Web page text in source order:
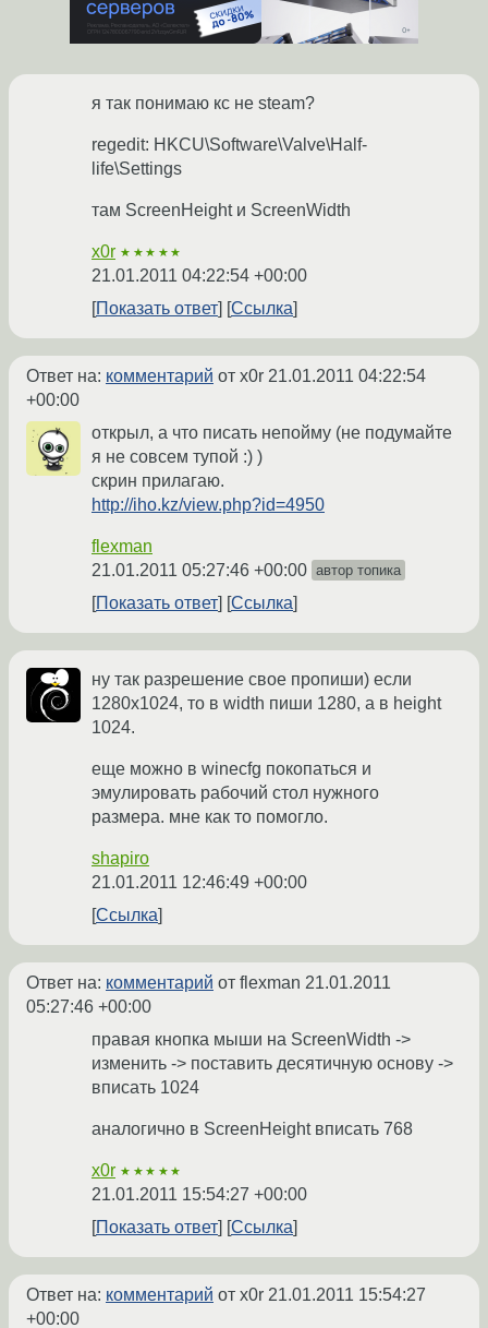
я так понимаю кс не steam?
regedit: HKCU\Software\Valve\Half-
life\Settings
там ScreenHeight и ScreenWidth
x0r ★★★★★
21.01.2011 04:22:54 +00:00
Показать ответ
Ссылка
Ответ на: комментарий от x0r 21.01.2011 04:22:54
+00:00
открыл, а что писать непойму (не подумайте
я не совсем тупой :) )
cкрин прилагаю.
http://iho.kz/view.php?id=4950
flexman
21.01.2011 05:27:46 +00:00 автор топика
Показать ответ Ссылка
ну так разрешение свое пропиши) если
1280х1024, то в width пиши 1280, а в height
1024.
еще можно в winecfg покопаться и
эмулировать рабочий стол нужного
размера. мне как то помогло.
shapiro
21.01.2011 12:46:49 +00:00
Ссылка
Ответ на: комментарий от flexman 21.01.2011
05:27:46 +00:00
правая кнопка мыши на ScreenWidth ->
изменить -> поставить десятичную основу ->
вписать 1024
аналогично в ScreenHeight вписать 768
x0r ★★★★★
21.01.2011 15:54:27 +00:00
Показать ответ
Ссылка
Ответ на: комментарий от x0r 21.01.2011 15:54:27
+00:00